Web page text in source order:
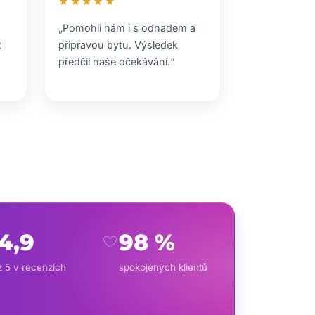
„Pomohli nám i s odhadem a
přípravou bytu. Výsledek
předčil naše očekávání.“
5 v recenzích
favorite98 %
spokojených klientů